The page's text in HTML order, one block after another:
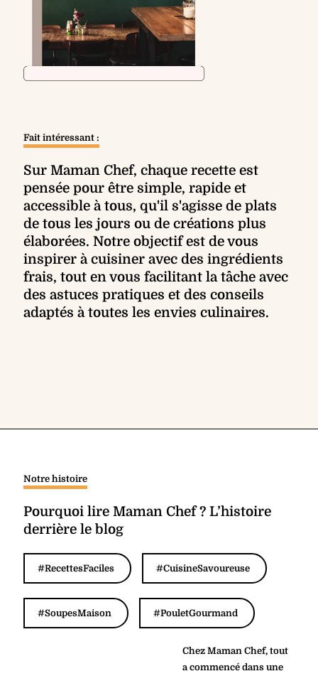
Fait intéressant :
Sur Maman Chef, chaque recette est
pensée pour être simple, rapide et
accessible à tous, qu'il s'agisse de plats
de tous les jours ou de créations plus
élaborées. Notre objectif est de vous
inspirer à cuisiner avec des ingrédients
frais, tout en vous facilitant la tâche avec
des astuces pratiques et des conseils
adaptés à toutes les envies culinaires.
Notre histoire
Pourquoi lire Maman Chef ? L’histoire
derrière le blog
#RecettesFaciles #CuisineSavoureuse
#SoupesMaison #PouletGourmand
Chez Maman Chef, tout
a commencé dans une